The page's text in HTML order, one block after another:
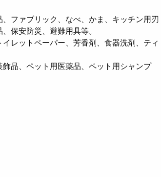
ファブリック、なべ、かま、キッチン用刃
保安防災、避難用具等。
レットペーパー、芳香剤、食器洗剤、ティ
品、ペット用医薬品、ペット用シャンプ